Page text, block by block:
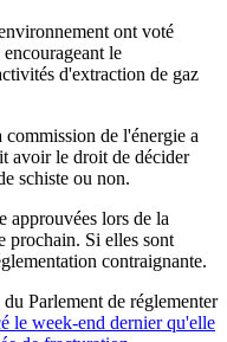
ont voté
le
d'extraction de gaz
de l'énergie a
avoir le droit de décider
schiste ou non.
approuvées lors de la
prochain. Si elles sont
contraignante.
Parlement de réglementer
le week-end dernier qu'elle